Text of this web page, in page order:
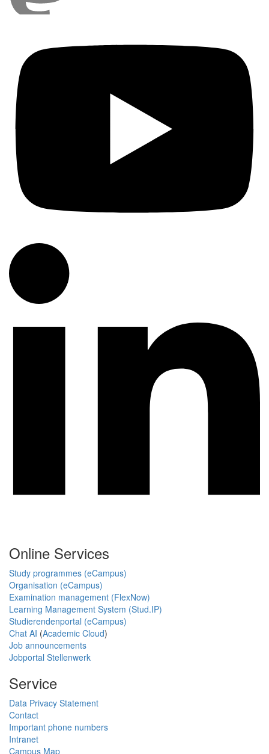
Online Services
Study programmes (eCampus)
Organisation (eCampus)
Examination management (FlexNow)
Learning Management System (Stud.IP)
Studierendenportal (eCampus)
Chat AI (Academic Cloud)
Job announcements
Jobportal Stellenwerk
Service
Data Privacy Statement
Contact
Important phone numbers
Intranet
Campus Map